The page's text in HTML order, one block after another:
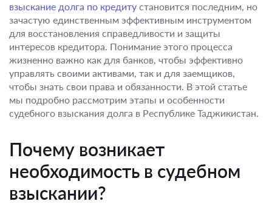
взыскание долга по кредиту становится последним, но
зачастую единственным эффективным инструментом
для восстановления справедливости и защиты
интересов кредитора. Понимание этого процесса
жизненно важно как для банков, чтобы эффективно
управлять своими активами, так и для заемщиков,
чтобы знать свои права и обязанности. В этой статье
мы подробно рассмотрим этапы и особенности
судебного взыскания долга в Республике Таджикистан.
Почему возникает
необходимость в судебном
взыскании?